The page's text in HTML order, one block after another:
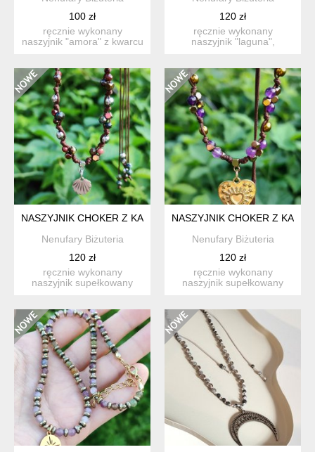
100 zł
ręcznie wykonany
naszyjnik "amora" z kwarcu
120 zł
ręcznie wykonany
naszyjnik "laguna",
NASZYJNIK CHOKER Z KAMIENI NATURALNYCH
Nenufary Biżuteria
120 zł
ręcznie wykonany
naszyjnik supełkowany
NASZYJNIK CHOKER Z
Nenufary Biżuteria
120 zł
ręcznie wykonany
naszyjnik supełkowany